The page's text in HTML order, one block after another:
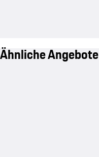
Ähnliche Angebote